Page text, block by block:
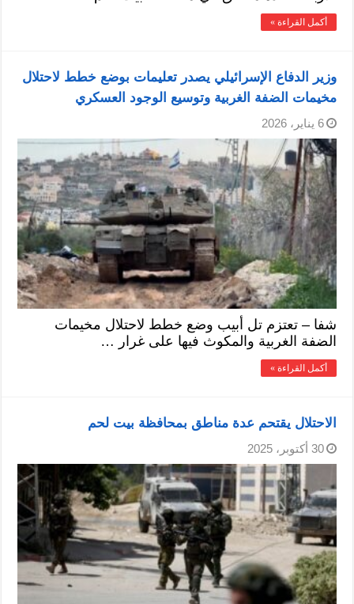
أكمل القراءة »
وزير الدفاع الإسرائيلي يصدر تعليمات بوضع خطط لاحتلال
مخيمات الضفة الغربية وتوسيع الوجود العسكري
6 يناير، 2026
شفا – تعتزم تل أبيب وضع خطط لاحتلال مخيمات
الضفة الغربية والمكوث فيها على غرار …
أكمل القراءة »
الاحتلال يقتحم عدة مناطق بمحافظة بيت لحم
30 أكتوبر، 2025